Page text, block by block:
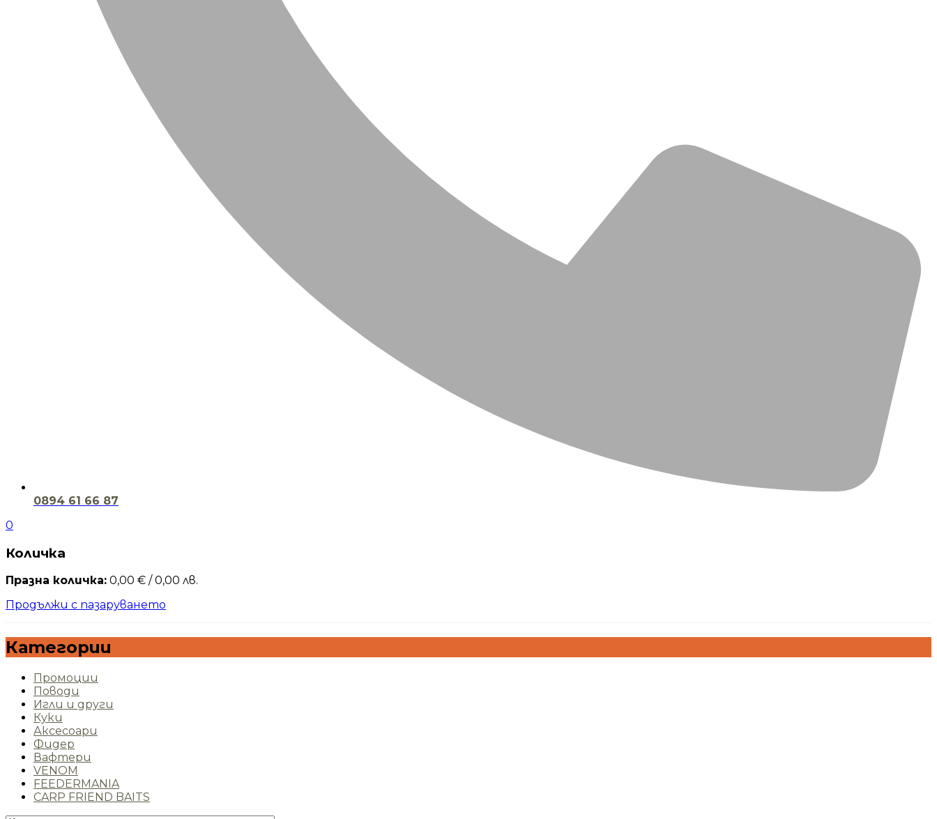
0894 61 66 87
0
Количка
Празна количка: 0,00 € / 0,00 лв.
Продължи с пазаруването
Категории
Промоции
Поводи
Игли и други
Куки
Аксесоари
Фидер
Вафтери
VENOM
FEEDERMANIA
CARP FRIEND BAITS